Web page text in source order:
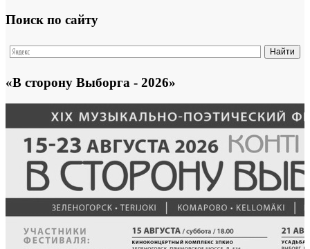
Поиск по сайту
«В сторону Выборга - 2026»